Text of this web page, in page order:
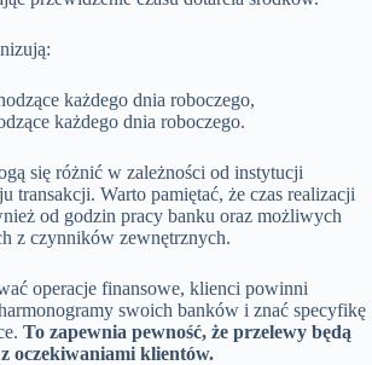
każdego dnia roboczego,
każdego dnia roboczego.
się różnić w zależności od instytucji
transakcji. Warto pamiętać, że czas realizacji
od godzin pracy banku oraz możliwych
z czynników zewnętrznych.
operacje finansowe, klienci powinni
swoich banków i znać specyfikę
To zapewnia pewność, że przelewy będą
oczekiwaniami klientów.